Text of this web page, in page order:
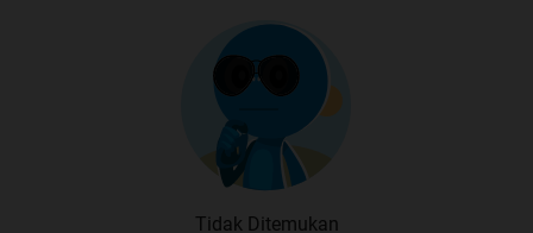
Tidak Ditemukan